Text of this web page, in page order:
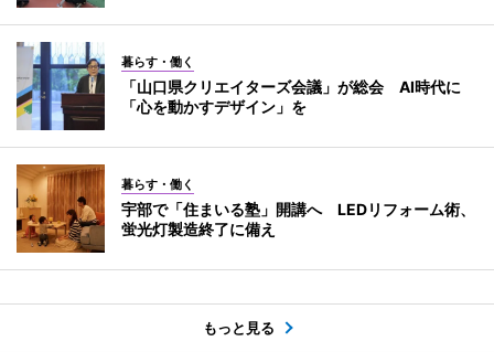
暮らす・働く
「山口県クリエイターズ会議」が総会 AI時代に
「心を動かすデザイン」を
暮らす・働く
宇部で「住まいる塾」開講へ LEDリフォーム術、
蛍光灯製造終了に備え
もっと見る